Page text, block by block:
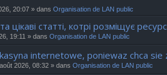
20:07 » dans Organisation de LAN public
цікаві статті, котрі розміщує
19:11 » dans Organisation de LAN public
internetowe, poniewaz chca sie
2026, 08:32 » dans Organisation de LAN public